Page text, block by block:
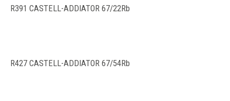
R391 CASTELL-ADDIATOR 67/22Rb
R427 CASTELL-ADDIATOR 67/54Rb